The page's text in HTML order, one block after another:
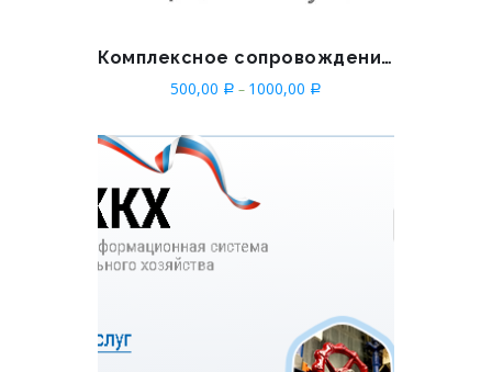
Комплексное сопровождение для ТСЖ / ЖСК / УО
500,00 Р – 1000,00 Р